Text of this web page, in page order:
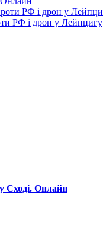
РФ і дрон у Лейпцигу
Сході. Онлайн